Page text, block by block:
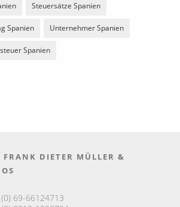
Steuersätze Spanien
Spanien Unternehmer Spanien
Spanien
FRANK DIETER MÜLLER &
69-66124713